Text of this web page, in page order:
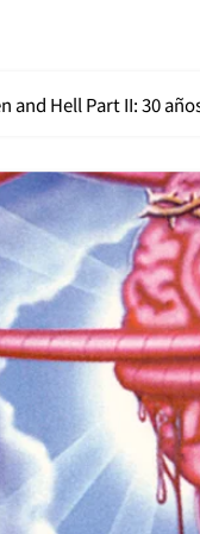
and Hell Part II: 30